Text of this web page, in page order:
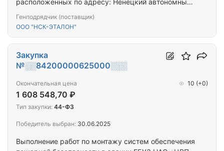
расположенных по адресу: Ненецкий автономный
Ненецкий автономный округ, г. Нарьян-Мар, ул.
Генподрядчик (поставщик)
ООО "НСК-ЭТАЛОН"
Выполнение работ по монтажу систем обеспечения
Закупка
№░░84200000625000░░░
Окончательная цена
1 608 548,70 ₽
10 (+0)
Тип закупки: 44-ФЗ
Победитель выбран: 30.06.2025